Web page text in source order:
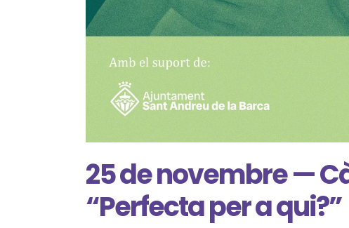
25 de novembre —
“Perfecta per a qui?”